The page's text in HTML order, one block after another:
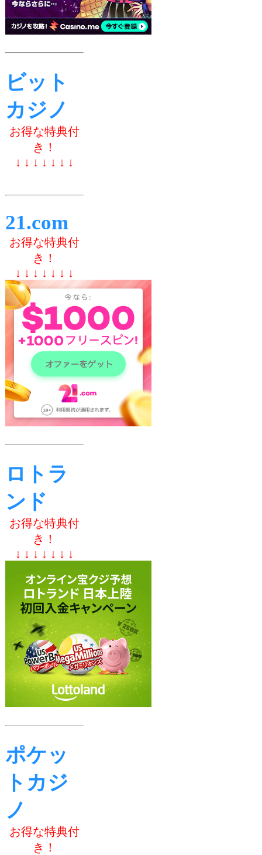
ビット
カジノ
お得な特典付
き！
↓ ↓ ↓ ↓ ↓ ↓ ↓
21.com
お得な特典付
き！
↓ ↓ ↓ ↓ ↓ ↓ ↓
ロトラ
ンド
お得な特典付
き！
↓ ↓ ↓ ↓ ↓ ↓ ↓
ポケッ
トカジ
ノ
お得な特典付
き！